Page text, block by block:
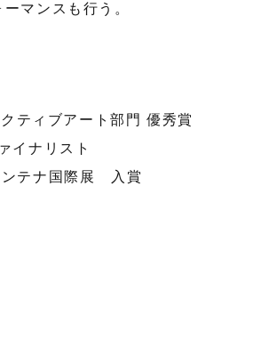
マンスも行う。
ティブアート部門 優秀賞
ナリスト
ンテナ国際展 入賞